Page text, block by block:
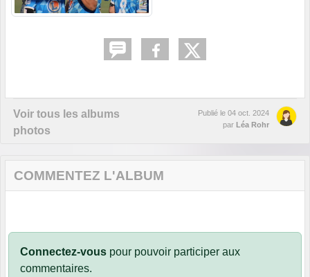
Voir tous les albums
photos
Publié le 04 oct. 2024
par Léa Rohr
COMMENTEZ L'ALBUM
Connectez-vous pour pouvoir participer aux
commentaires.